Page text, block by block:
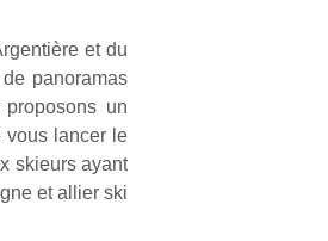
et du
panoramas
un
vous lancer le
skieurs ayant
et allier ski